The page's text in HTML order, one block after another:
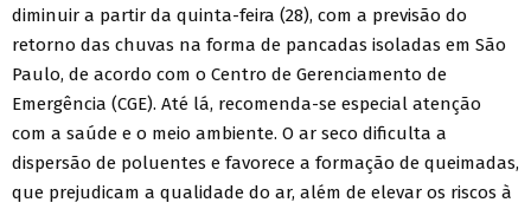
diminuir a partir da quinta-feira (28), com a previsão do
retorno das chuvas na forma de pancadas isoladas em São
Paulo, de acordo com o Centro de Gerenciamento de
Emergência (CGE). Até lá, recomenda-se especial atenção
com a saúde e o meio ambiente. O ar seco dificulta a
dispersão de poluentes e favorece a formação de queimadas,
que prejudicam a qualidade do ar, além de elevar os riscos à